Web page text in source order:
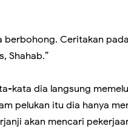
berbohong. Ceritakan
Shahab.”
kata dia langsung
pelukan itu dia hanya
akan mencari